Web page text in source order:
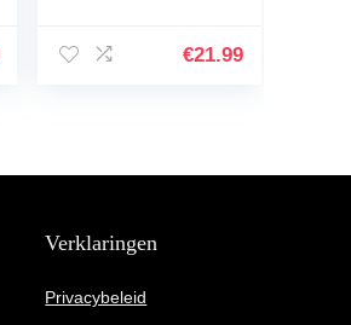
Snaren Gitaar
€21.99
Verklaringen
Privacybeleid